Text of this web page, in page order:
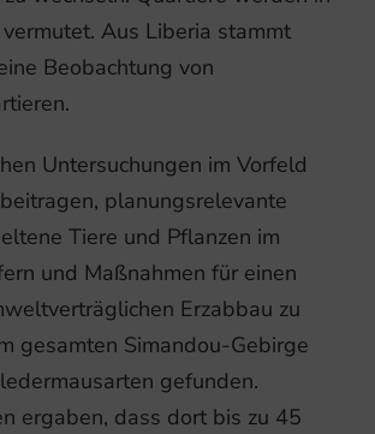
Aus Liberia stammt
Beobachtung von
Untersuchungen im Vorfeld
planungsrelevante
Tiere und Pflanzen im
und Maßnahmen für einen
Erzabbau zu
gesamten Simandou-Gebirge
gefunden.
ergaben, dass dort bis zu 45